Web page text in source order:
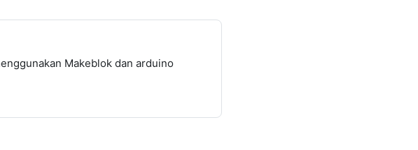
Makeblok dan arduino